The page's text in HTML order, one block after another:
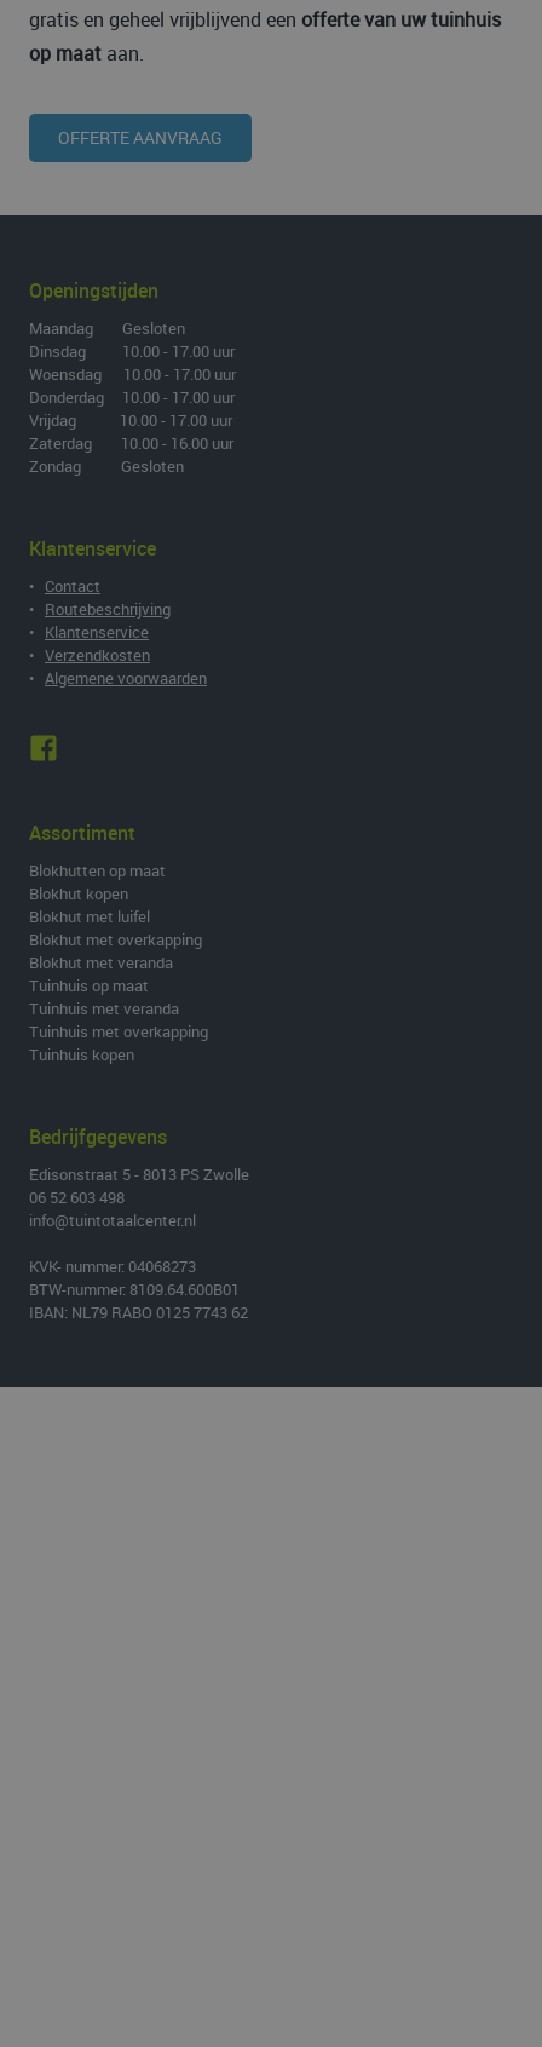
gratis en geheel vrijblijvend een offerte van uw tuinhuis
op maat aan.
OFFERTE AANVRAAG
Openingstijden
Maandag Gesloten
Dinsdag 10.00 - 17.00 uur
Woensdag 10.00 - 17.00 uur
Donderdag 10.00 - 17.00 uur
Vrijdag 10.00 - 17.00 uur
Zaterdag 10.00 - 16.00 uur
Zondag Gesloten
Klantenservice
• Contact
• Routebeschrijving
• Klantenservice
• Verzendkosten
• Algemene voorwaarden
Assortiment
Blokhutten op maat
Blokhut kopen
Blokhut met luifel
Blokhut met overkapping
Blokhut met veranda
Tuinhuis op maat
Tuinhuis met veranda
Tuinhuis met overkapping
Tuinhuis kopen
Bedrijfgegevens
Edisonstraat 5 - 8013 PS Zwolle
06 52 603 498
info@tuintotaalcenter.nl
KVK- nummer: 04068273
BTW-nummer: 8109.64.600B01
IBAN: NL79 RABO 0125 7743 62